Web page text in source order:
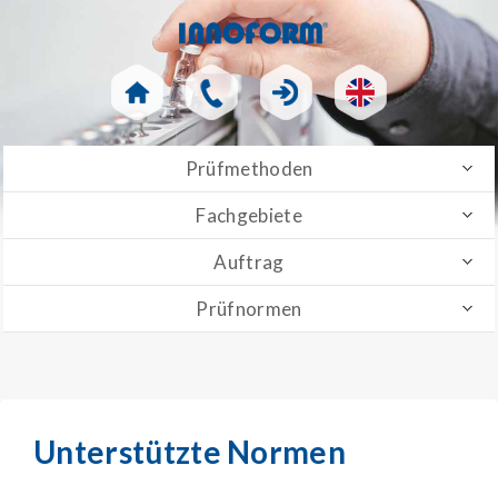
Prüfmethoden
Fachgebiete
Auftrag
Prüfnormen
Unterstützte Normen